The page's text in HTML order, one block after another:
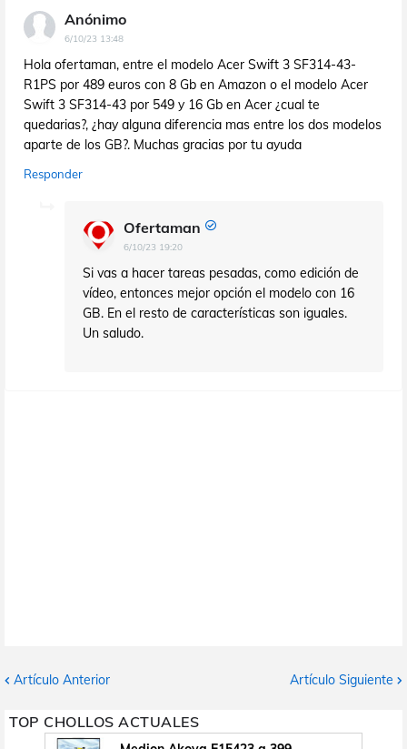
Anónimo
6/10/23 13:48
Hola ofertaman, entre el modelo Acer Swift 3 SF314-43-
R1PS por 489 euros con 8 Gb en Amazon o el modelo Acer
Swift 3 SF314-43 por 549 y 16 Gb en Acer ¿cual te
quedarias?, ¿hay alguna diferencia mas entre los dos modelos
aparte de los GB?. Muchas gracias por tu ayuda
Responder
Ofertaman
6/10/23 19:20
Si vas a hacer tareas pesadas, como edición de
vídeo, entonces mejor opción el modelo con 16
GB. En el resto de características son iguales.
Un saludo.
Artículo Anterior Artículo Siguiente
TOP CHOLLOS ACTUALES